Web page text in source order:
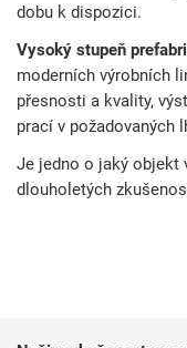
dobu k dispozici.
Vysoký stupeň
moderních výrobních
přesnosti a kvality,
prací v požadovaných
Je jedno o jaký objekt
dlouholetých